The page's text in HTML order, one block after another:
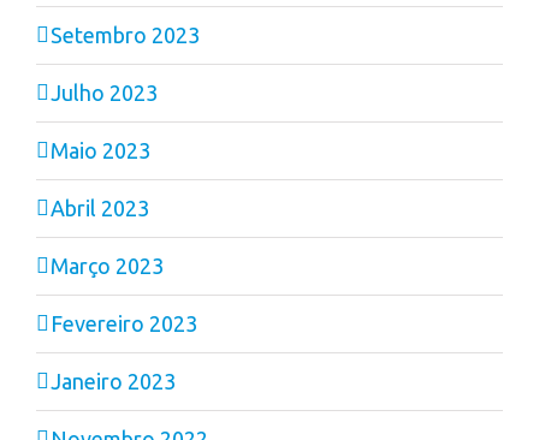
Setembro 2023
Julho 2023
Maio 2023
Abril 2023
Março 2023
Fevereiro 2023
Janeiro 2023